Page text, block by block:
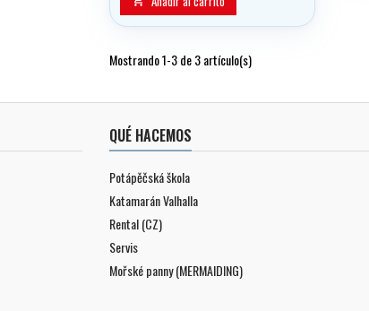
Mostrando 1-3 de 3 artículo(s)
QUÉ HACEMOS
Potápěčská škola
Katamarán Valhalla
Rental (CZ)
Servis
Mořské panny (MERMAIDING)